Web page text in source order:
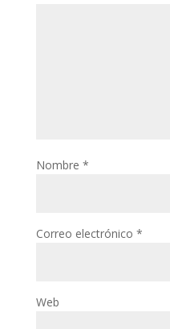
Nombre *
Correo electrónico *
Web